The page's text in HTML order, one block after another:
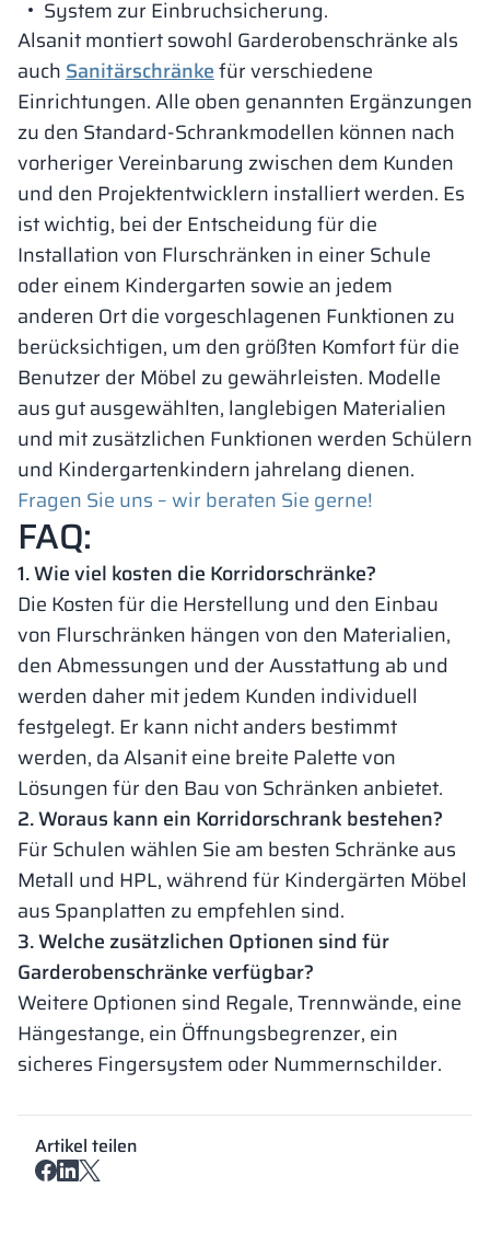
System zur Einbruchsicherung.
Alsanit montiert sowohl Garderobenschränke als
auchSanitärschränkefür verschiedene
Einrichtungen. Alle oben genannten Ergänzungen
zu den Standard-Schrankmodellen können nach
vorheriger Vereinbarung zwischen dem Kunden
und den Projektentwicklern installiert werden. Es
ist wichtig, bei der Entscheidung für die
Installation von Flurschränken in einer Schule
oder einem Kindergarten sowie an jedem
anderen Ort die vorgeschlagenen Funktionen zu
berücksichtigen, um den größten Komfort für die
Benutzer der Möbel zu gewährleisten. Modelle
aus gut ausgewählten, langlebigen Materialien
und mit zusätzlichen Funktionen werden Schülern
und Kindergartenkindern jahrelang dienen.
Fragen Sie uns – wir beraten Sie gerne!
FAQ:
1. Wie viel kosten die Korridorschränke?
Die Kosten für die Herstellung und den Einbau
von Flurschränken hängen von den Materialien,
den Abmessungen und der Ausstattung ab und
werden daher mit jedem Kunden individuell
festgelegt. Er kann nicht anders bestimmt
werden, da Alsanit eine breite Palette von
Lösungen für den Bau von Schränken anbietet.
2. Woraus kann ein Korridorschrank bestehen?
Für Schulen wählen Sie am besten Schränke aus
Metall und HPL, während für Kindergärten Möbel
aus Spanplatten zu empfehlen sind.
3. Welche zusätzlichen Optionen sind für
Garderobenschränke verfügbar?
Weitere Optionen sind Regale, Trennwände, eine
Hängestange, ein Öffnungsbegrenzer, ein
sicheres Fingersystem oder Nummernschilder.
Artikel teilen